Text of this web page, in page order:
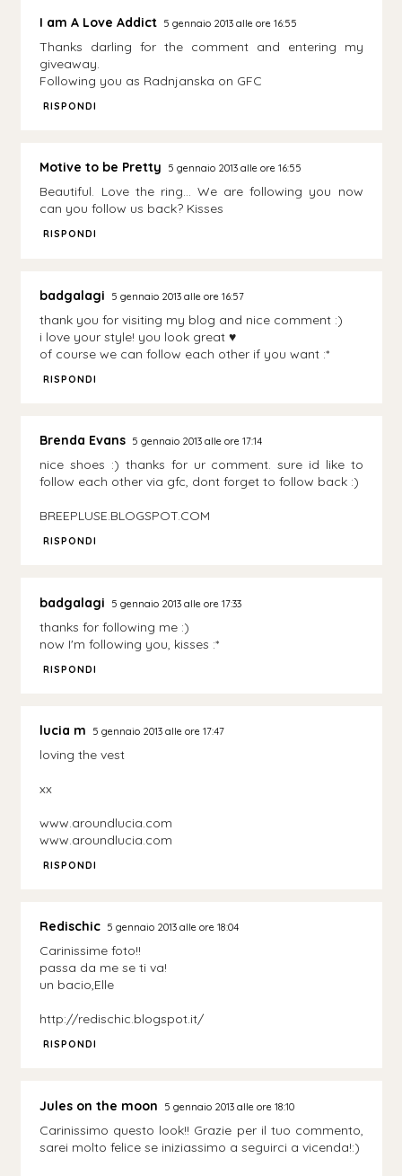
I am A Love Addict 5 gennaio 2013 alle ore 16:55
Thanks darling for the comment and entering my
giveaway.
Following you as Radnjanska on GFC
RISPONDI
Motive to be Pretty 5 gennaio 2013 alle ore 16:55
Beautiful. Love the ring... We are following you now
can you follow us back? Kisses
RISPONDI
badgalagi 5 gennaio 2013 alle ore 16:57
thank you for visiting my blog and nice comment :)
i love your style! you look great ♥
of course we can follow each other if you want :*
RISPONDI
Brenda Evans 5 gennaio 2013 alle ore 17:14
nice shoes :) thanks for ur comment. sure id like to
follow each other via gfc, dont forget to follow back :)
BREEPLUSE.BLOGSPOT.COM
RISPONDI
badgalagi 5 gennaio 2013 alle ore 17:33
thanks for following me :)
now I'm following you, kisses :*
RISPONDI
lucia m 5 gennaio 2013 alle ore 17:47
loving the vest
xx
www.aroundlucia.com
www.aroundlucia.com
RISPONDI
Redischic 5 gennaio 2013 alle ore 18:04
Carinissime foto!!
passa da me se ti va!
un bacio,Elle
http://redischic.blogspot.it/
RISPONDI
Jules on the moon 5 gennaio 2013 alle ore 18:10
Carinissimo questo look!! Grazie per il tuo commento,
sarei molto felice se iniziassimo a seguirci a vicenda!:)